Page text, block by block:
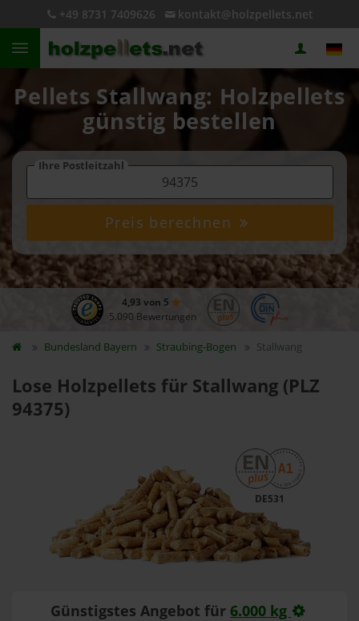
+49 8731 7409626 kontakt@holzpellets.net
Pellets Stallwang: Holzpellets
günstig bestellen
Ihre Postleitzahl
Preis berechnen
4,93 von 5
5.090 Bewertungen
Bundesland Bayern Straubing-Bogen Stallwang
Lose Holzpellets für Stallwang (PLZ
94375)
DE531
Günstigstes Angebot für 6.000 kg